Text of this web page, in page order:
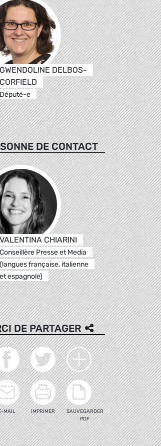
GWENDOLINE DELBOS-
CORFIELD
Député-e
DE CONTACT
VALENTINA CHIARINI
Conseillère Presse et Media
(langues française, italienne
et espagnole)
DE PARTAGER
MAIL IMPRIMER
SAUVEGARDER
PDF